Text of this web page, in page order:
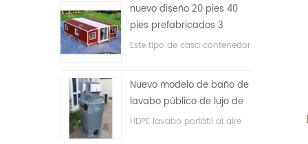
nuevo diseño 20 pies 40
pies prefabricados 3
dormitorios pequeña casa
Este tipo de casa contenedor
dormitorios, un baño y con
sistema eléctrico.
Nuevo modelo de baño de
lavabo público de lujo de
plástico HDPE de doble
HDPE lavabo portátil al aire